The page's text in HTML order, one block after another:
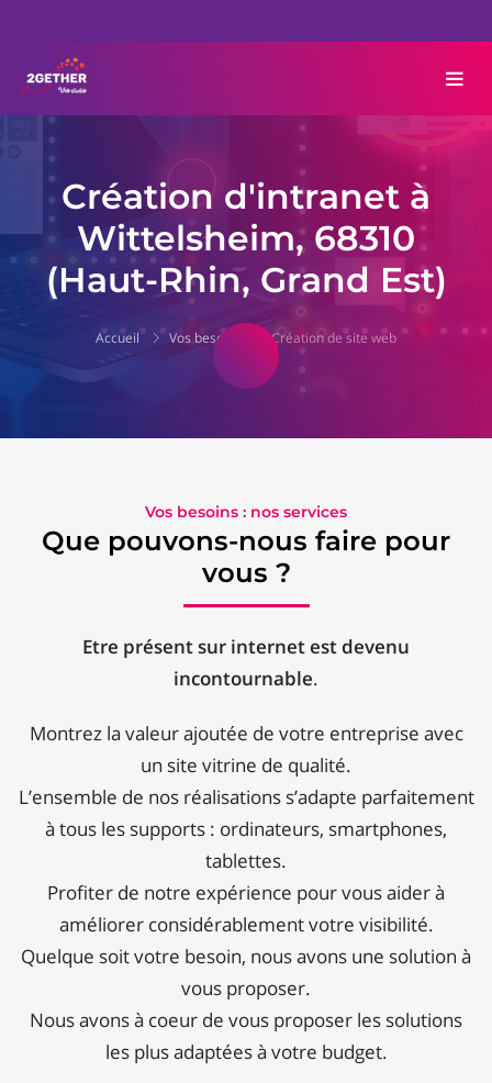
Création d'intranet à
Wittelsheim, 68310
(Haut-Rhin, Grand Est)
Accueil Vos besoins Création de site web
Vos besoins : nos services
Que pouvons-nous faire pour
vous ?
Etre présent sur internet est devenu
incontournable.
Montrez la valeur ajoutée de votre entreprise avec
un site vitrine de qualité.
L’ensemble de nos réalisations s’adapte parfaitement
à tous les supports : ordinateurs, smartphones,
tablettes.
Profiter de notre expérience pour vous aider à
améliorer considérablement votre visibilité.
Quelque soit votre besoin, nous avons une solution à
vous proposer.
Nous avons à coeur de vous proposer les solutions
les plus adaptées à votre budget.